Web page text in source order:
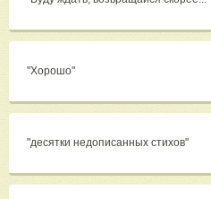
"Хорошо"
"десятки недописанных стихов"